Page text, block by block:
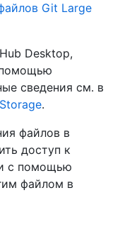
Git Large
Desktop,
помощью
сведения см. в
.
файлов в
доступ к
с помощью
файлом в